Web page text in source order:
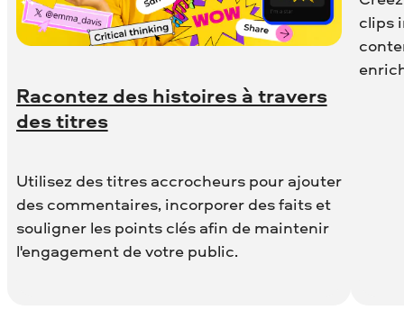
Racontez des histoires à travers
des titres
Utilisez des titres accrocheurs pour ajouter
des commentaires, incorporer des faits et
souligner les points clés afin de maintenir
l'engagement de votre public.
clips